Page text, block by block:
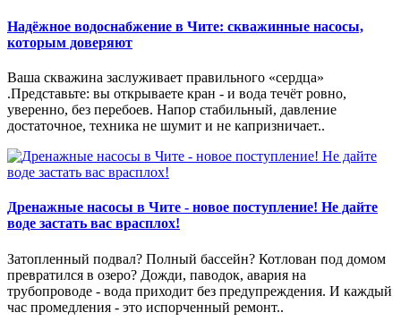
Надёжное водоснабжение в Чите: скважинные насосы,
которым доверяют
Ваша скважина заслуживает правильного «сердца»
.Представьте: вы открываете кран - и вода течёт ровно,
уверенно, без перебоев. Напор стабильный, давление
достаточное, техника не шумит и не капризничает..
Дренажные насосы в Чите - новое поступление! Не дайте
воде застать вас врасплох!
Затопленный подвал? Полный бассейн? Котлован под домом
превратился в озеро? Дожди, паводок, авария на
трубопроводе - вода приходит без предупреждения. И каждый
час промедления - это испорченный ремонт..